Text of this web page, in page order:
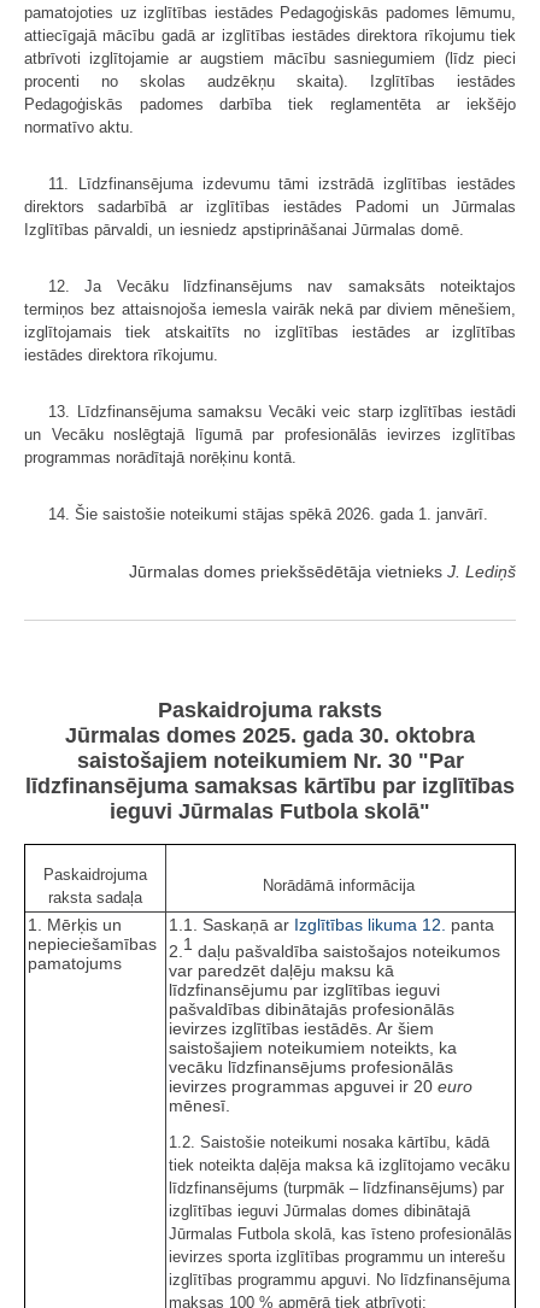
pamatojoties uz izglītības iestādes Pedagoģiskās padomes lēmumu,
attiecīgajā mācību gadā ar izglītības iestādes direktora rīkojumu tiek
atbrīvoti izglītojamie ar augstiem mācību sasniegumiem (līdz pieci
procenti no skolas audzēkņu skaita). Izglītības iestādes
Pedagoģiskās padomes darbība tiek reglamentēta ar iekšējo
normatīvo aktu.
11. Līdzfinansējuma izdevumu tāmi izstrādā izglītības iestādes
direktors sadarbībā ar izglītības iestādes Padomi un Jūrmalas
Izglītības pārvaldi, un iesniedz apstiprināšanai Jūrmalas domē.
12. Ja Vecāku līdzfinansējums nav samaksāts noteiktajos
termiņos bez attaisnojoša iemesla vairāk nekā par diviem mēnešiem,
izglītojamais tiek atskaitīts no izglītības iestādes ar izglītības
iestādes direktora rīkojumu.
13. Līdzfinansējuma samaksu Vecāki veic starp izglītības iestādi
un Vecāku noslēgtajā līgumā par profesionālās ievirzes izglītības
programmas norādītajā norēķinu kontā.
14. Šie saistošie noteikumi stājas spēkā 2026. gada 1. janvārī.
Jūrmalas domes priekšsēdētāja vietnieks J. Lediņš
Paskaidrojuma raksts
Jūrmalas domes 2025. gada 30. oktobra
saistošajiem noteikumiem Nr. 30 "Par
līdzfinansējuma samaksas kārtību par izglītības
ieguvi Jūrmalas Futbola skolā"
Paskaidrojuma
raksta sadaļa
Norādāmā informācija
1. Mērķis un
nepieciešamības
pamatojums
1.1. Saskaņā ar Izglītības likuma 12. panta
2. 1 daļu pašvaldība saistošajos noteikumos
var paredzēt daļēju maksu kā
līdzfinansējumu par izglītības ieguvi
pašvaldības dibinātajās profesionālās
ievirzes izglītības iestādēs. Ar šiem
saistošajiem noteikumiem noteikts, ka
vecāku līdzfinansējums profesionālās
ievirzes programmas apguvei ir 20 euro
mēnesī.
1.2. Saistošie noteikumi nosaka kārtību, kādā
tiek noteikta daļēja maksa kā izglītojamo vecāku
līdzfinansējums (turpmāk – līdzfinansējums) par
izglītības ieguvi Jūrmalas domes dibinātajā
Jūrmalas Futbola skolā, kas īsteno profesionālās
ievirzes sporta izglītības programmu un interešu
izglītības programmu apguvi. No līdzfinansējuma
maksas 100 % apmērā tiek atbrīvoti: